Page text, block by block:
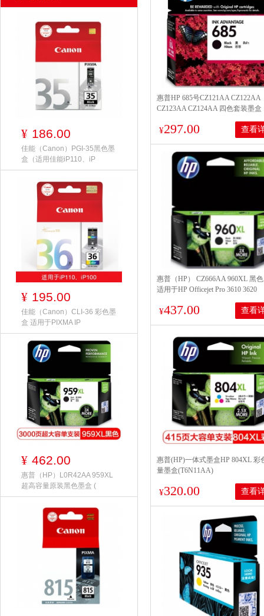
¥ 186.00
佳能（Canon）PGI-35黑色墨
盒（适用佳能iP110、iP
¥ 195.00
佳能（Canon）CLI-36 彩色墨
盒 适用于PIXMA IP
¥ 462.00
惠普（HP）L0R42AA 959XL
超高容量原装黑色墨盒 (
惠普HP 685号CZ121AA CZ122AA
CZ123AA CZ124AA 四色套装墨盒
¥297.00 查看
惠普（HP） CZ666AA 960XL 黑
适用于HP Officejet Pro 3610 3620
¥437.00 查看
惠普(HP)一体式墨盒HP 804XL 彩
量墨盒(T6N11AA)
¥320.00 查看